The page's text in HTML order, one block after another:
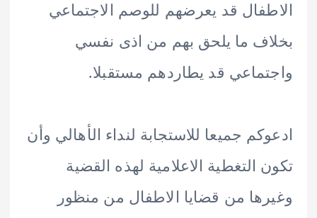
قد يعرضهم للوصم الاجتماعي
ما يلحق بهم من اذى نفسي
قد يطاردهم مستقبلا.
جميعا للاستجابة لنداء الأهالي وأن
التغطية الاعلامية لهذه القضية
من قضايا الاطفال من منظور